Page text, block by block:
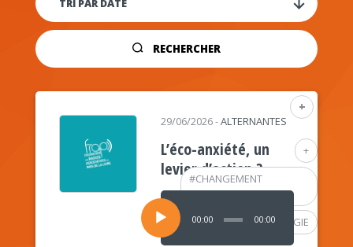
RECHERCHER
+
+
#CHANGEMENT
CLIMATIQUE
#PSYCHOLOGIE
29/06/2026-ALTERNANTES
L’éco-anxiété, un
levier d’action ?
Lecteur
audio
00:00 00:00